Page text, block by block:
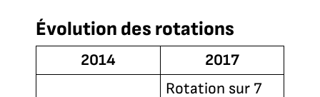
Évolution des rotations
2014 2017
Rotation sur 7